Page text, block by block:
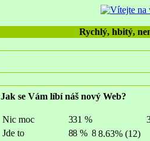
Rychlý, hbitý,
Jak se Vám líbí náš nový Web?
Nic moc
Jde to
8.63% (12)